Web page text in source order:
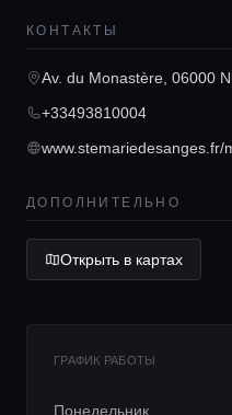
Локации
Гиды
Консьерж
Lifestyle
КОНТАКТЫ
Av. du Monastère, 06000
+33493810004
www.stemariedesanges.fr/
ДОПОЛНИТЕЛЬНО
Открыть в картах
ГРАФИК РАБОТЫ
Понедельник